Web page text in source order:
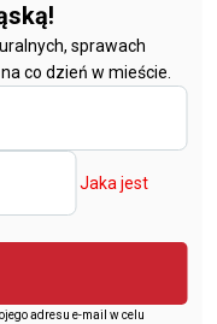
sprawach
co dzień w mieście.
Jaka jest
adresu e-mail w celu